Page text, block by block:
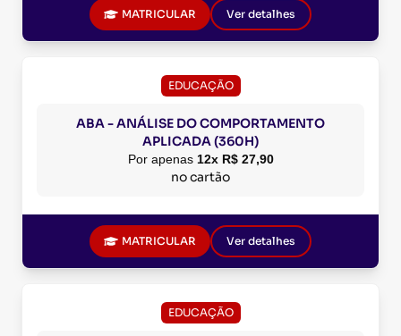
MATRICULAR Ver detalhes
EDUCAÇÃO
ABA - ANÁLISE DO COMPORTAMENTO
APLICADA (360H)
Por apenas 12x R$ 27,90
no cartão
MATRICULAR Ver detalhes
EDUCAÇÃO